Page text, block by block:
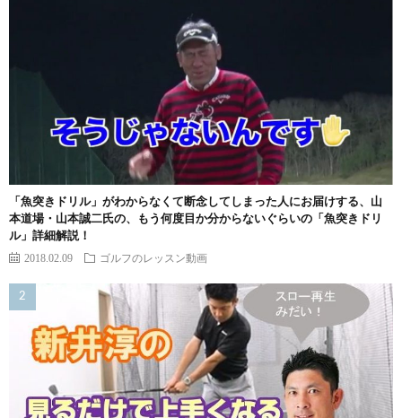
「魚突きドリル」がわからなくて断念してしまった人にお届けする、山
本道場・山本誠二氏の、もう何度目か分からないぐらいの「魚突きドリ
ル」詳細解説！
2018.02.09 ゴルフのレッスン動画